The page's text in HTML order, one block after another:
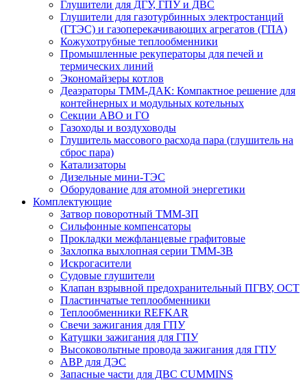
Глушители для ДГУ, ГПУ и ДВС
Глушители для газотурбинных электростанций
(ГТЭС) и газоперекачивающих агрегатов (ГПА)
Кожухотрубные теплообменники
Промышленные рекуператоры для печей и
термических линий
Экономайзеры котлов
Деаэраторы ТММ-ДАК: Компактное решение для
контейнерных и модульных котельных
Секции АВО и ГО
Газоходы и воздуховоды
Глушитель массового расхода пара (глушитель на
сброс пара)
Катализаторы
Дизельные мини-ТЭС
Оборудование для атомной энергетики
Комплектующие
Затвор поворотный ТММ-ЗП
Сильфонные компенсаторы
Прокладки межфланцевые графитовые
Захлопка выхлопная серии ТММ-ЗВ
Искрогасители
Судовые глушители
Клапан взрывной предохранительный ПГВУ, ОСТ
Пластинчатые теплообменники
Теплообменники REFKAR
Свечи зажигания для ГПУ
Катушки зажигания для ГПУ
Высоковольтные провода зажигания для ГПУ
АВР для ДЭС
Запасные части для ДВС CUMMINS